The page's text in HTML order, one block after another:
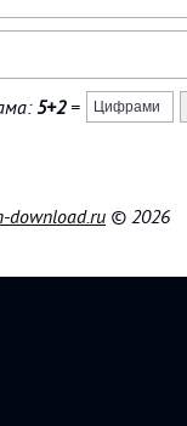
5+2=
download.ru © 2026